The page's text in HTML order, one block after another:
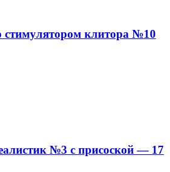
стимулятором клитора №10
№3 с присоской — 17